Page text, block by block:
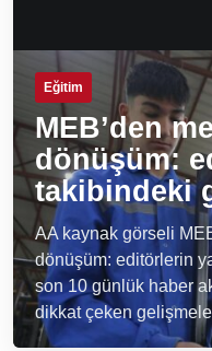
Eğitim
MEB’den
dönüşüm:
takibindeki
AA kaynak görseli
dönüşüm: editörlerin
son 10 günlük haber
dikkat çeken